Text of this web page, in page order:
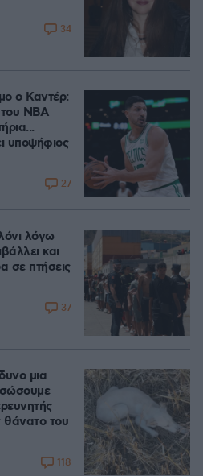
34
ο Καντέρ:
NBA
υποψήφιος
27
λόγω
και
σε πτήσεις
37
μια
σώσουμε
θάνατο του
118